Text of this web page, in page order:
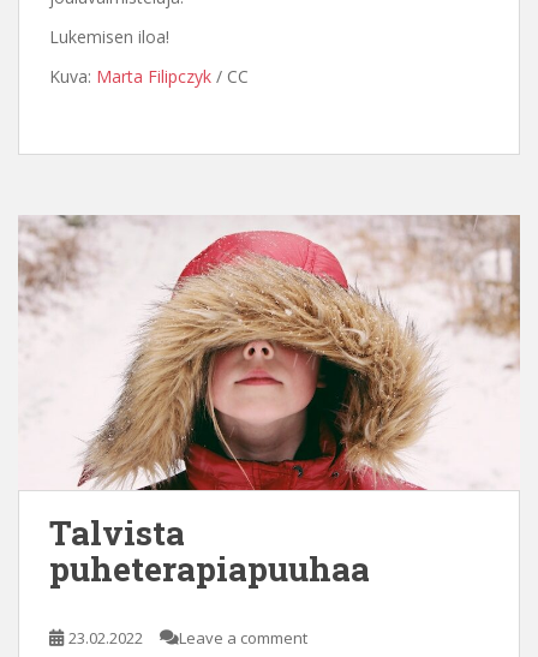
Lukemisen iloa!
Kuva: Marta Filipczyk / CC
Talvista
puheterapiapuuhaa
23.02.2022 Leave a comment